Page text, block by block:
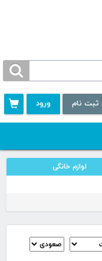
ثبت نام ورود
لوازم خانگی